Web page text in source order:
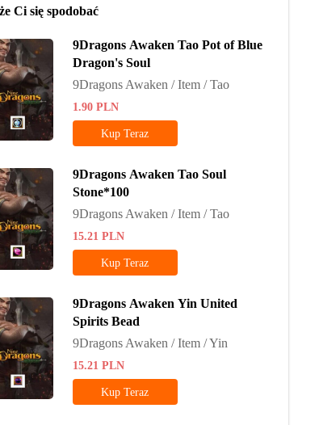
Ci się spodobać
9Dragons Awaken Tao Pot of Blue
Dragon's Soul
9Dragons Awaken / Item / Tao
1.90 PLN
Kup Teraz
9Dragons Awaken Tao Soul
Stone*100
9Dragons Awaken / Item / Tao
15.21 PLN
Kup Teraz
9Dragons Awaken Yin United
Spirits Bead
9Dragons Awaken / Item / Yin
15.21 PLN
Kup Teraz